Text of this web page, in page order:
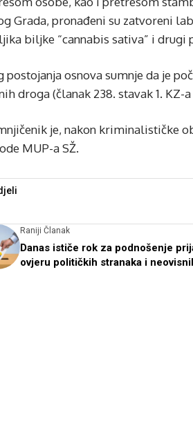
Grada, pronađeni su zatvoreni
biljke “cannabis sativa” i drugi
postojanja osnova sumnje da je
droga (članak 238. stavak 1. KZ-
je, nakon kriminalističke
MUP-a SŽ.
Raniji Članak
Danas ističe rok za podnošenje
ovjeru političkih stranaka i